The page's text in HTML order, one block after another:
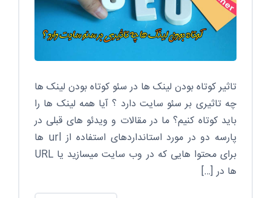
تاثیر کوتاه بودن لینک ها در سئو کوتاه بودن لینک ها
چه تاثیری بر سئو سایت دارد ؟ آیا همه لینک ها را
باید کوتاه کنیم؟ ما در مقالات و ویدئو های قبلی در
پارسه دو در مورد استانداردهای استفاده از url ها
برای محتوا هایی که در وب سایت میسازید یا URL
ها در […]